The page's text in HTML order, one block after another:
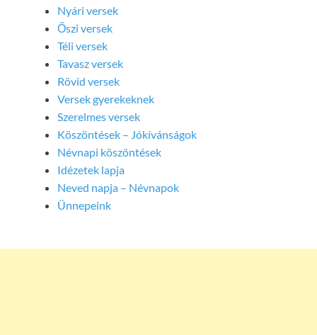
Nyári versek
Őszi versek
Téli versek
Tavasz versek
Rövid versek
Versek gyerekeknek
Szerelmes versek
Köszöntések – Jókívánságok
Névnapi köszöntések
Idézetek lapja
Neved napja – Névnapok
Ünnepeink